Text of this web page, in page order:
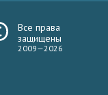
Все права
защищены
2009—2026